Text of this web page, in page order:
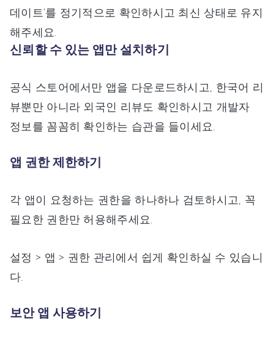
데이트'를 정기적으로 확인하시고 최신 상태로 유지
해주세요.
신뢰할 수 있는 앱만 설치하기
공식 스토어에서만 앱을 다운로드하시고, 한국어 리
뷰뿐만 아니라 외국인 리뷰도 확인하시고 개발자
정보를 꼼꼼히 확인하는 습관을 들이세요.
앱 권한 제한하기
각 앱이 요청하는 권한을 하나하나 검토하시고, 꼭
필요한 권한만 허용해주세요.
설정 > 앱 > 권한 관리에서 쉽게 확인하실 수 있습니
다.
보안 앱 사용하기